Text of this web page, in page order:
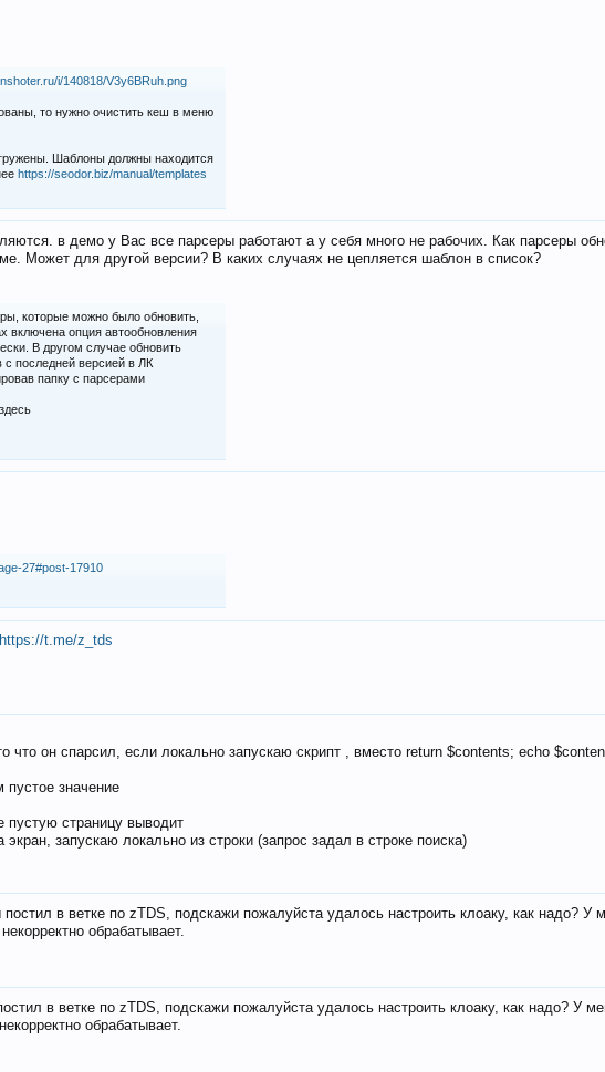
i/140818/V3y6BRuh.png
то нужно очистить кеш в меню
Шаблоны должны находится
https://seodor.biz/manual/templates
в демо у Вас все парсеры работают а у себя много не рабочих. Как парсеры
Может для другой версии? В каких случаях не цепляется шаблон в список?
которые можно было обновить,
включена опция автообновления
В другом случае обновить
последней версией в ЛК
папку с парсерами
27#post-17910
https://t.me/z_tds
что он спарсил, если локально запускаю скрипт , вместо return $contents; echo
значение
пустую страницу выводит
запускаю локально из строки (запрос задал в строке поиска)
постил в ветке по zTDS, подскажи пожалуйста удалось настроить клоаку, как надо?
обрабатывает.
в ветке по zTDS, подскажи пожалуйста удалось настроить клоаку, как надо? У
обрабатывает.